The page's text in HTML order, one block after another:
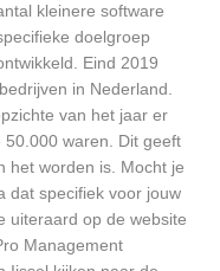
kleinere software
doelgroep
Eind 2019
in Nederland.
van het jaar er
waren. Dit geeft
het worden is. Mocht je
dat specifiek voor jouw
uiteraard op de website
Management